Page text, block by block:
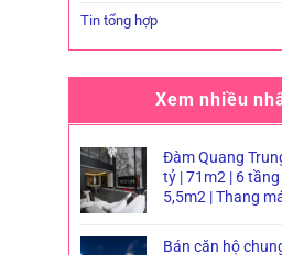
Tin tổng hợp
Xem nhiều
Đàm Quang
tỷ | 71m2 | 6
5,5m2 | Thang
Bán căn hộ